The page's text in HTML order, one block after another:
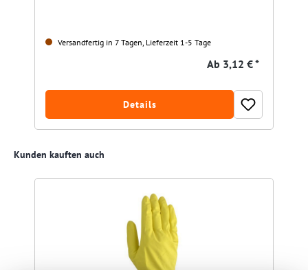
Versandfertig in 7 Tagen, Lieferzeit 1-5 Tage
Ab 3,12 € *
Details
Produktgalerie überspringen
Kunden kauften auch